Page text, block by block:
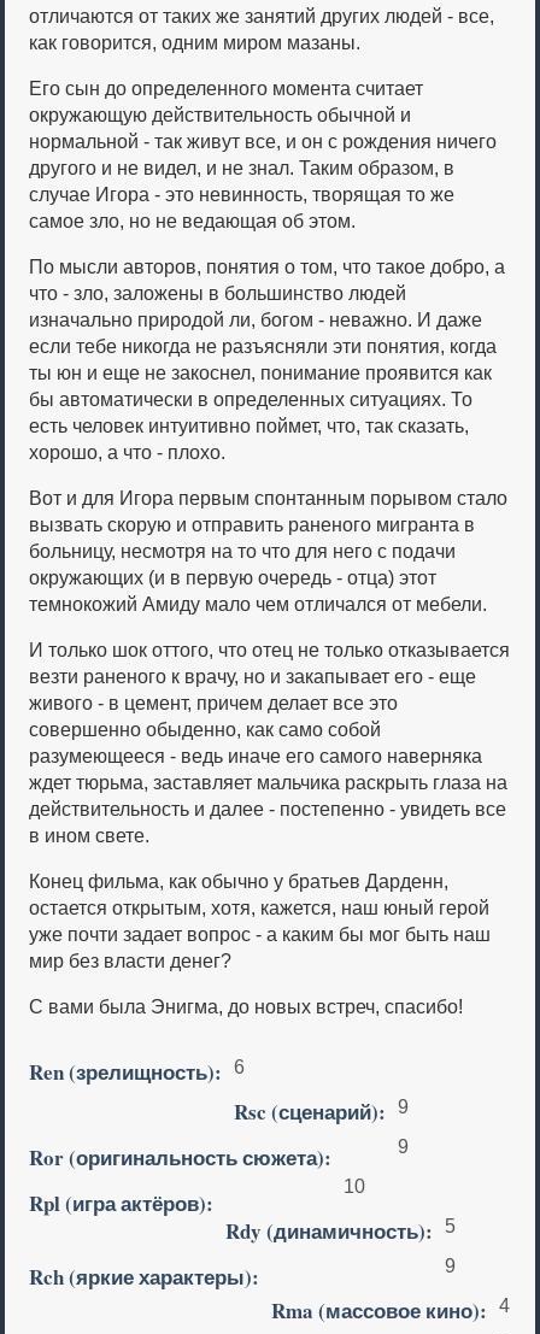
отличаются от таких же занятий других людей - все,
как говорится, одним миром мазаны.
Его сын до определенного момента считает
окружающую действительность обычной и
нормальной - так живут все, и он с рождения ничего
другого и не видел, и не знал. Таким образом, в
случае Игора - это невинность, творящая то же
самое зло, но не ведающая об этом.
По мысли авторов, понятия о том, что такое добро, а
что - зло, заложены в большинство людей
изначально природой ли, богом - неважно. И даже
если тебе никогда не разъясняли эти понятия, когда
ты юн и еще не закоснел, понимание проявится как
бы автоматически в определенных ситуациях. То
есть человек интуитивно поймет, что, так сказать,
хорошо, а что - плохо.
Вот и для Игора первым спонтанным порывом стало
вызвать скорую и отправить раненого мигранта в
больницу, несмотря на то что для него с подачи
окружающих (и в первую очередь - отца) этот
темнокожий Амиду мало чем отличался от мебели.
И только шок оттого, что отец не только отказывается
везти раненого к врачу, но и закапывает его - еще
живого - в цемент, причем делает все это
совершенно обыденно, как само собой
разумеющееся - ведь иначе его самого наверняка
ждет тюрьма, заставляет мальчика раскрыть глаза на
действительность и далее - постепенно - увидеть все
в ином свете.
Конец фильма, как обычно у братьев Дарденн,
остается открытым, хотя, кажется, наш юный герой
уже почти задает вопрос - а каким бы мог быть наш
мир без власти денег?
С вами была Энигма, до новых встреч, спасибо!
Ren (зрелищность): 6
Rsc (сценарий): 9
Ror (оригинальность сюжета): 9
Rpl (игра актёров):
10
Rdy (динамичность): 5
Rch (яркие характеры): 9
Rma (массовое кино): 4